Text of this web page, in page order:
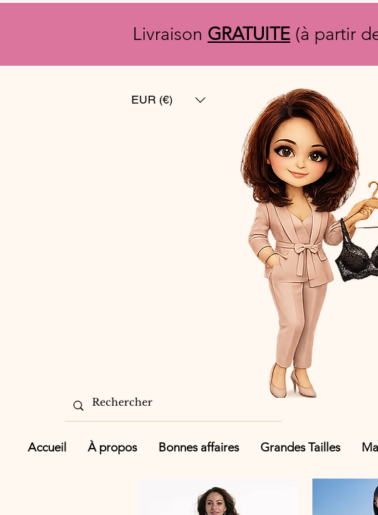
Livraison GRATUITE (à partir
EUR (€)
Accueil À propos Bonnes affaires Grandes Tailles